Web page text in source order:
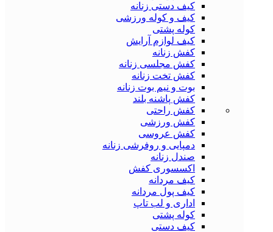
کیف دستی زنانه
کیف و کوله ورزشی
کوله پشتی
کیف لوازم آرایش
کفش زنانه
کفش مجلسی زنانه
کفش تخت زنانه
بوت و نیم بوت زنانه
کفش پاشنه بلند
کفش راحتی
کفش ورزشی
کفش عروسی
دمپایی و روفرشی زنانه
صندل زنانه
اکسسوری کفش
کیف مردانه
کیف پول مردانه
اداری و لب تاپ
کوله پشتی
کیف دستی